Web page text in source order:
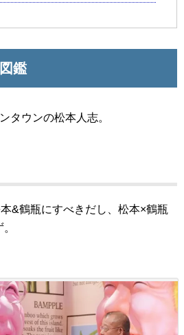
鑑
タウンの松本人志。
&鶴瓶にすべきだし、松本×鶴瓶